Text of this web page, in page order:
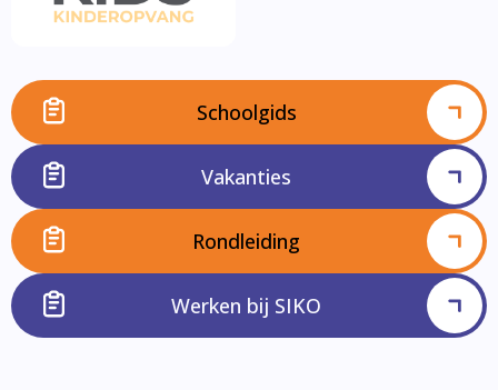
Schoolgids
Vakanties
Rondleiding
Werken bij SIKO